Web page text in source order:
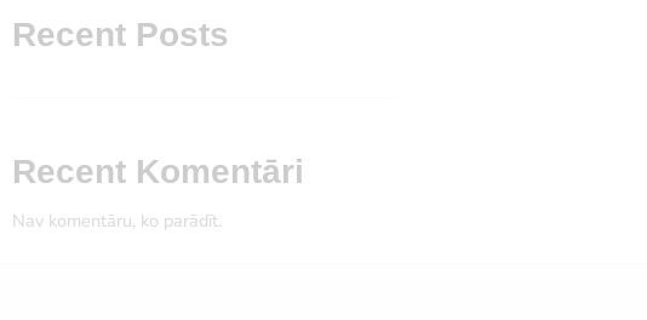
Recent Posts
Recent Komentāri
Nav komentāru, ko parādīt.